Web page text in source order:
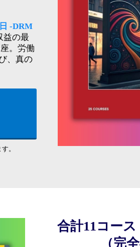
-DRM
益の最
。労働
、真の
。
合計11コー
（完